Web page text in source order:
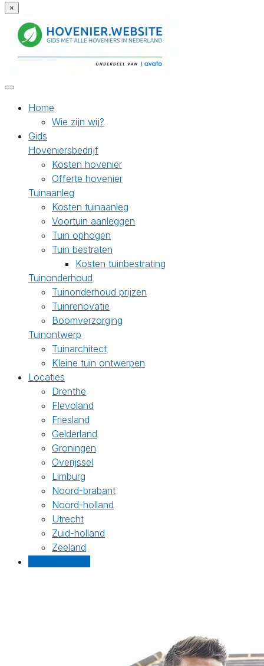
×
Home
Wie zijn wij?
Gids
Hoveniersbedrijf
Kosten hovenier
Offerte hovenier
Tuinaanleg
Kosten tuinaanleg
Voortuin aanleggen
Tuin ophogen
Tuin bestraten
Kosten tuinbestrating
Tuinonderhoud
Tuinonderhoud prijzen
Tuinrenovatie
Boomverzorging
Tuinontwerp
Tuinarchitect
Kleine tuin ontwerpen
Locaties
Drenthe
Flevoland
Friesland
Gelderland
Groningen
Overijssel
Limburg
Noord-brabant
Noord-holland
Utrecht
Zuid-holland
Zeeland